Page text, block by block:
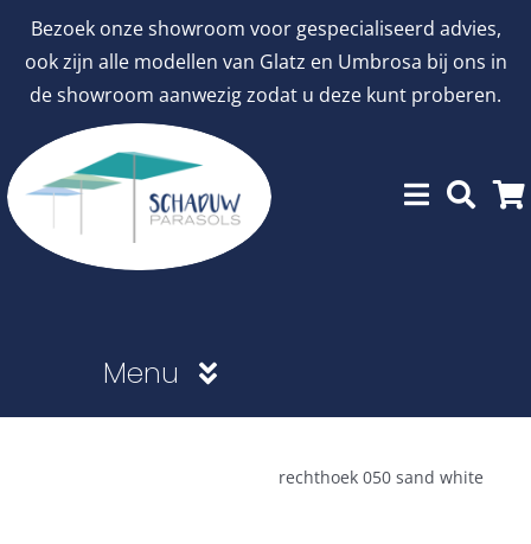
Bezoek onze showroom voor gespecialiseerd advies,
ook zijn alle modellen van Glatz en Umbrosa bij ons in
de showroom aanwezig zodat u deze kunt proberen.
inhoud
Menu
rechthoek 050 sand white